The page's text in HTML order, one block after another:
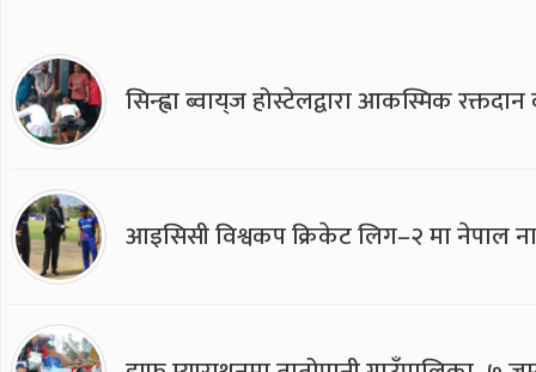
सिन्ह्वा ब्वाय्‌ज होस्टेलद्वारा आकस्मिक
आइसिसी विश्वकप क्रिकेट लिग–२ मा नेपाल